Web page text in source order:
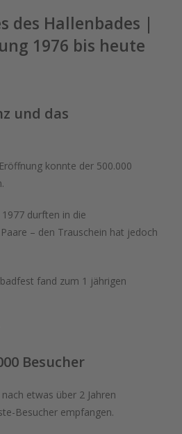
des Hallenbades |
1976 bis heute
und das
konnte der 500.000
durften in die
– den Trauschein hat jedoch
fand zum 1 jährigen
Besucher
etwas über 2 Jahren
Besucher empfangen.